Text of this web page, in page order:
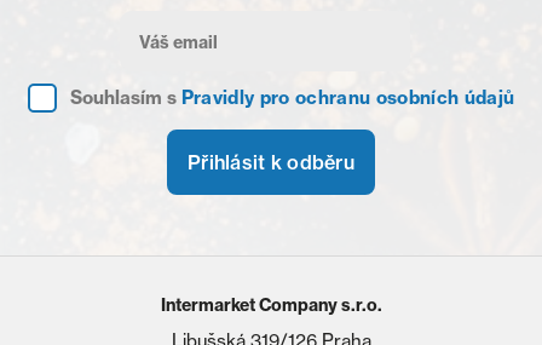
Souhlasím s Pravidly pro ochranu osobních údajů
Přihlásit k odběru
Intermarket Company s.r.o.